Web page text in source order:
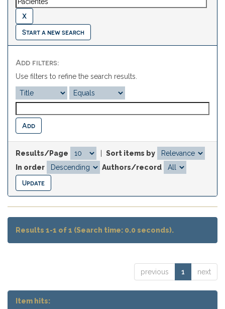
Start a new search
Add filters:
Use filters to refine the search results.
Results/Page
Sort items by
In order
Authors/record
Results 1-1 of 1 (Search time: 0.0 seconds).
previous 1 next
Item hits: